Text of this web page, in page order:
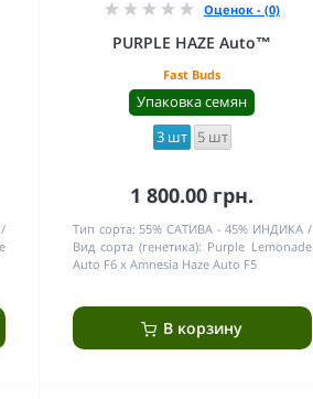
Оценок - (0)
PURPLE HAZE Auto™
Fast Buds
Упаковка семян
3 шт 5 шт
1 800.00 грн.
Тип сорта: 55% САТИВА - 45% ИНДИКА
Вид сорта (генетика): Purple Lemonade
Auto F6 x Amnesia Haze Auto F5
В корзину